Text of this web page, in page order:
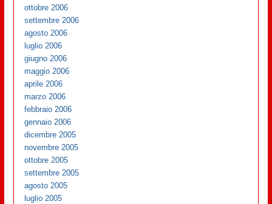
ottobre 2006
settembre 2006
agosto 2006
luglio 2006
giugno 2006
maggio 2006
aprile 2006
marzo 2006
febbraio 2006
gennaio 2006
dicembre 2005
novembre 2005
ottobre 2005
settembre 2005
agosto 2005
luglio 2005